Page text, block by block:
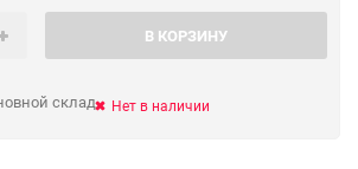
В КОРЗИНУ
склад Нет в наличии